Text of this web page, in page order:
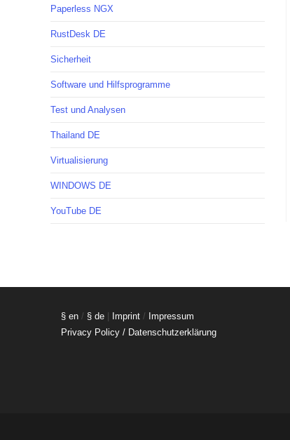
Paperless NGX
RustDesk DE
Sicherheit
Software und Hilfsprogramme
Test und Analysen
Thailand DE
Virtualisierung
WINDOWS DE
YouTube DE
§ en / § de Imprint / Impressum
Privacy Policy / Datenschutzerklärung